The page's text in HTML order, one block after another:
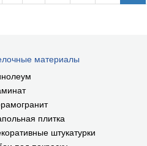
материалы
плитка
штукатурки